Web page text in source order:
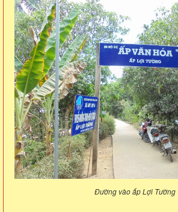
Đường vào ấp Lợi Tường